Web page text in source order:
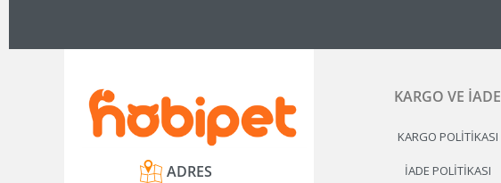
ADRES
KARGO VE İADE
KARGO POLITIKASI
İADE POLITIKASI